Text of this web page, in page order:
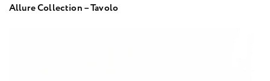
Allure Collection – Tavolo